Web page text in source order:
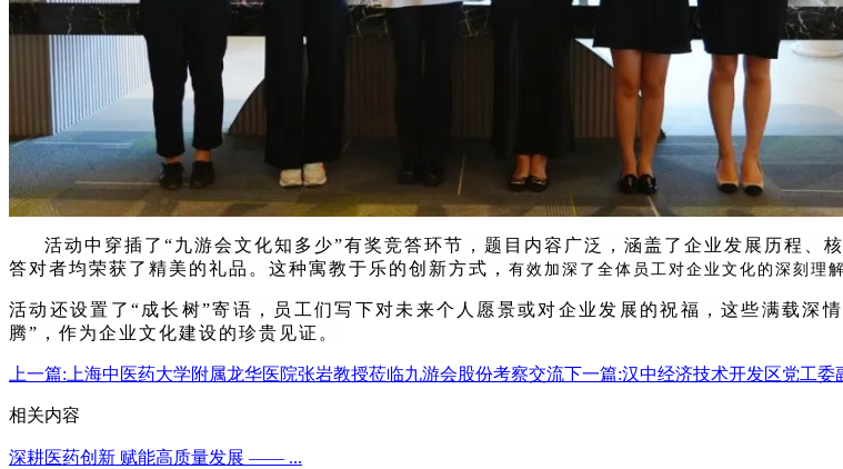
活动中穿插了“九游会文化知多少”有奖竞答环节，题目内容广泛，涵盖了企业发展历程、
答对者均荣获了精美的礼品。这种寓教于乐的创新方式， 有效加深了 全体员工对企业文化的深刻理
活动还设置了“成长树”寄语，员工们写下对未来个人愿景或对企业发展的祝福，这些满载深
腾”，作为企业文化建设的珍贵见证。
上一篇: 上海中医药大学附属龙华医院张岩教授莅临九游会股份考察交流下一篇:汉中经济技术开发区党工委
相关内容
深耕医药创新 赋能高质量发展 —— ...